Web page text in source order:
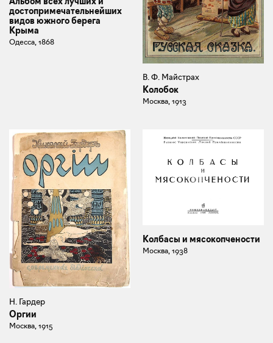
достопримечательнейших
видов южного берега
Крыма
Одесса, 1868
В. Ф. Майстрах
Колобок
Москва, 1913
Н. Гардер
Оргии
Москва, 1915
Колбасы и мясокопчености
Москва, 1938